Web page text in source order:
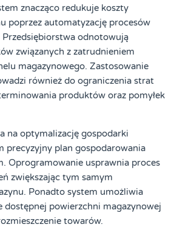
znacząco redukuje koszty
poprzez automatyzację procesów
odnotowują
związanych z zatrudnieniem
magazynowego. Zastosowanie
również do ograniczenia strat
produktów oraz pomyłek
na optymalizację gospodarki
precyzyjny plan gospodarowania
Oprogramowanie usprawnia proces
zwiększając tym samym
Ponadto system umożliwia
dostępnej powierzchni magazynowej
towarów.